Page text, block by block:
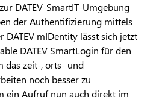
DATEV-SmartIT-Umgebung
der Authentifizierung mittels
DATEV mIDentity lässt sich jetzt
DATEV SmartLogin für den
das zeit-, orts- und
noch besser zu
ein Aufruf nun auch direkt im